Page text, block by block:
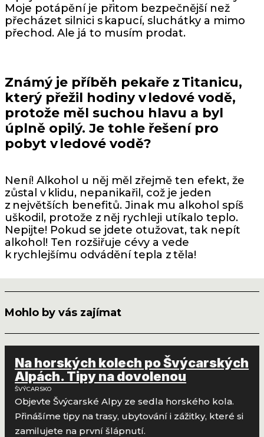
Moje potápění je přitom bezpečnější než
přecházet silnici s kapucí, sluchátky a mimo
přechod. Ale já to musím prodat.
Známý je příběh pekaře z Titanicu,
který přežil hodiny v ledové vodě,
protože měl suchou hlavu a byl
úplně opilý. Je tohle řešení pro
pobyt v ledové vodě?
Není! Alkohol u něj měl zřejmě ten efekt, že
zůstal v klidu, nepanikařil, což je jeden
z největších benefitů. Jinak mu alkohol spíš
uškodil, protože z něj rychleji utíkalo teplo.
Nepijte! Pokud se jdete otužovat, tak nepít
alkohol! Ten rozšiřuje cévy a vede
k rychlejšímu odvádění tepla z těla!
Mohlo by vás zajímat
Na horských kolech po Švýcarských
Alpách. Tipy na dovolenou
ŠVÝCARSKO
Objevte Švýcarské Alpy ze sedla horského kola.
Přinášíme tipy na trasy, ubytování i zážitky, které si
zamilujete na první šlápnutí.